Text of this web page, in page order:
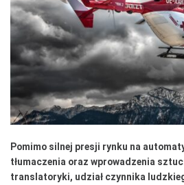
Pomimo silnej presji rynku na
tłumaczenia oraz wprowadzenia
translatoryki, udział czynnika